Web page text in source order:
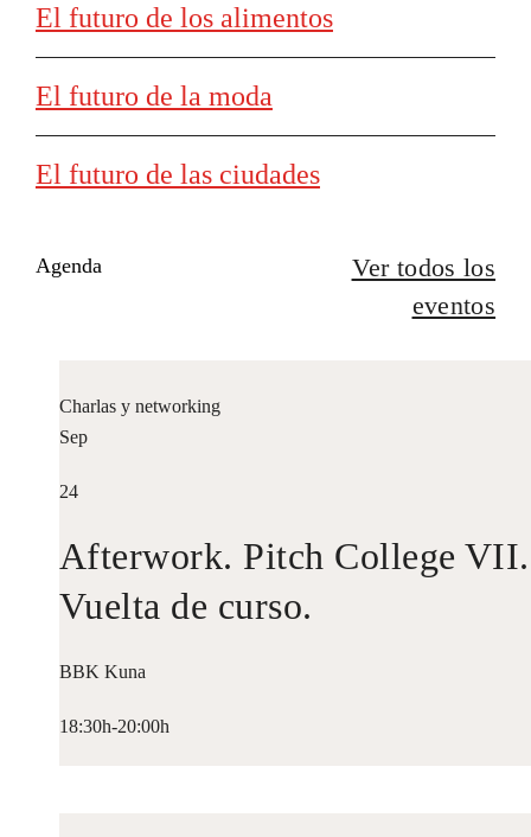
El futuro de los alimentos
El futuro de la moda
El futuro de las ciudades
Agenda
Ver todos los
eventos
Charlas y networking
Sep
24
Afterwork. Pitch College VII.
Vuelta de curso.
BBK Kuna
18:30h-20:00h